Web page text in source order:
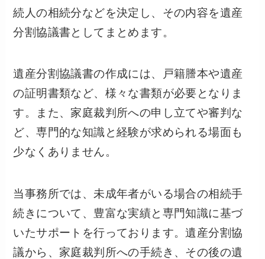
続人の相続分などを決定し、その内容を遺産
分割協議書としてまとめます。
遺産分割協議書の作成には、戸籍謄本や遺産
の証明書類など、様々な書類が必要となりま
す。また、家庭裁判所への申し立てや審判な
ど、専門的な知識と経験が求められる場面も
少なくありません。
当事務所では、未成年者がいる場合の相続手
続きについて、豊富な実績と専門知識に基づ
いたサポートを行っております。遺産分割協
議から、家庭裁判所への手続き、その後の遺